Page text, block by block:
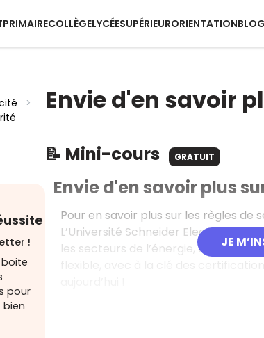
PRIMAIRECOLLÈGELYCÉESUPÉRIEURORIENTATIONBLOG
>
!
pour
bien
Envie d'en savoir
📝 Mini-cours GRATUIT
JE
Envie d'en savoir plus
Pour en savoir plus sur les règles de
L’Université Schneider Electric
les secteurs de l’énergie, de